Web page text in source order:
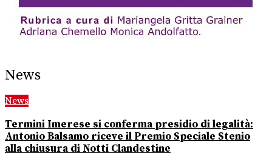
News
News
Termini Imerese si conferma presidio di legalità:
Antonio Balsamo riceve il Premio Speciale Stenio
alla chiusura di Notti Clandestine